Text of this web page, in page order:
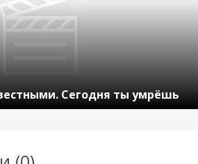
Сегодня ты умрёшь